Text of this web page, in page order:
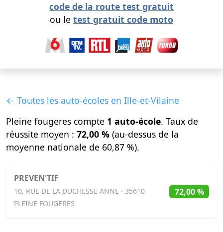
code de la route test gratuit
ou le test gratuit code moto
← Toutes les auto-écoles en Ille-et-Vilaine
Pleine fougeres compte 1 auto-école. Taux de
réussite moyen : 72,00 % (au-dessus de la
moyenne nationale de 60,87 %).
PREVEN'TIF
10, RUE DE LA DUCHESSE ANNE · 35610
PLEINE FOUGERES
72,00 %